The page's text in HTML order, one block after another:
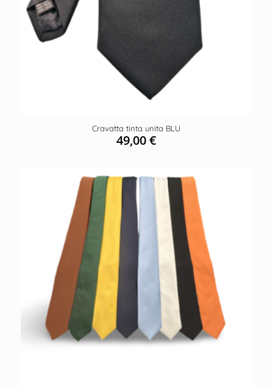
Cravatta tinta unita BLU
49,00€